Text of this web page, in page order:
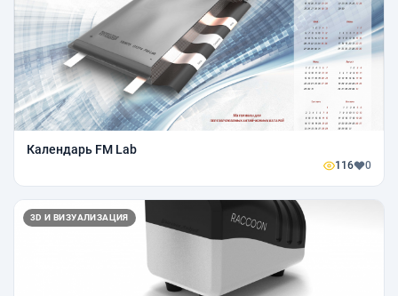
Календарь FM Lab
116 0
3D И ВИЗУАЛИЗАЦИЯ